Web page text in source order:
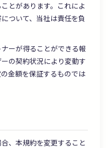
とがあります。これによ
ついて、当社は責任を負
ーが得ることができる報
の契約状況により変動す
金額を保証するものでは
、本規約を変更すること